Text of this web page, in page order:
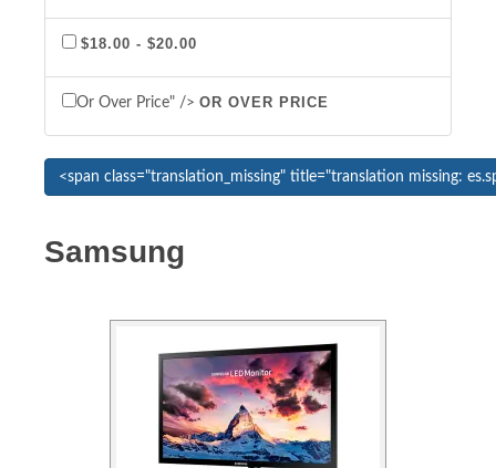
$18.00 - $20.00
Or Over Price" /> OR OVER PRICE
Samsung